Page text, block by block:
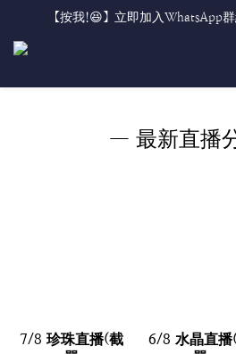
【按我!😆】立即加入WhatsApp
— 最新直播
7/8 珍珠直播(截
6/8 水晶直播